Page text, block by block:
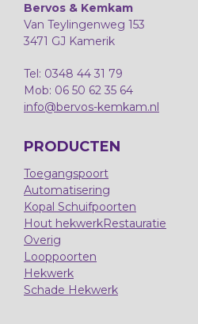
Bervos & Kemkam
Van Teylingenweg 153
3471 GJ Kamerik
Tel: 0348 44 31 79
Mob: 06 50 62 35 64
info@bervos-kemkam.nl
PRODUCTEN
Toegangspoort
Automatisering
Kopal Schuifpoorten
Hout hekwerkRestauratie
Overig
Looppoorten
Hekwerk
Schade Hekwerk